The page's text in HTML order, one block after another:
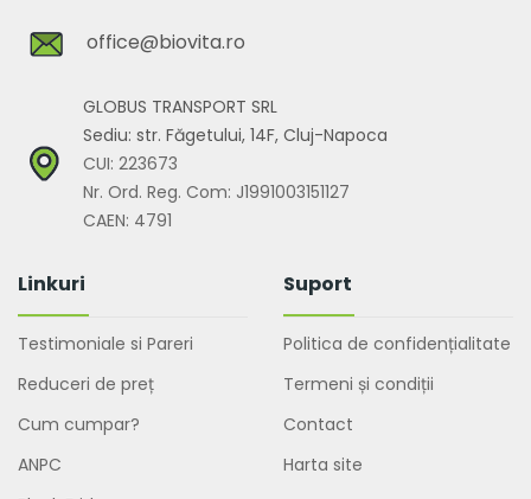
office@biovita.ro
GLOBUS TRANSPORT SRL
Sediu: str. Făgetului, 14F, Cluj-Napoca
CUI: 223673
Nr. Ord. Reg. Com: J1991003151127
CAEN: 4791
Linkuri
Testimoniale si Pareri
Reduceri de preț
Cum cumpar?
ANPC
Suport
Politica de confidențialitate
Termeni și condiții
Contact
Harta site